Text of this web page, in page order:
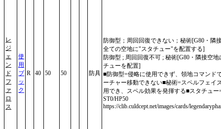
レ
ジ
ェ
ン
ド
フ
ァ
ロ
ス
使
用
ブ
ッ
ク
R 40 50 50 防具
防御型；周回回復できない；秘術[G80・隣
全ての空地に"スタチュー"を配置する]
防御型 ; 周回回復不可 ; 秘術[G80・隣接空地
チューを配置]
■防御型=侵略に使用できず、領地コマンド
ーチャー移動できない■秘術=スペルフェイ
用でき、スペル効果を発揮する■スタチュー
ST0/HP50
https://clib.culdcept.net/images/cards/